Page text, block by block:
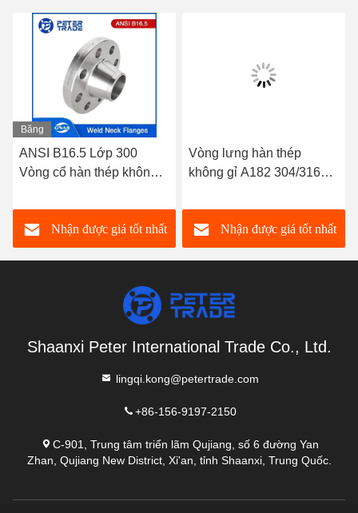
Băng
hình
ANSI B16.5 Lớp 300
Vòng cổ hàn thép không
Mặt nâng và mặt phẳng
Nhận được giá tốt nhất
Vòng lưng hàn thép
không gỉ A182 304/316L
phẳng ANSI B16.5 lớp
150
Nhận được giá tốt nhất
Shaanxi Peter International Trade Co., Ltd.
lingqi.kong@petertrade.com
+86-156-9197-2150
C-901, Trung tâm triển lãm Qujiang, số 6 đường Yan
Zhan, Qujiang New District, Xi'an, tỉnh Shaanxi, Trung Quốc.